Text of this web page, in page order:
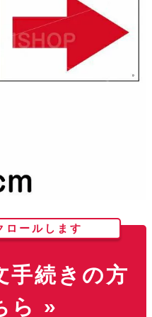
ロールします
手続きの方
ら »